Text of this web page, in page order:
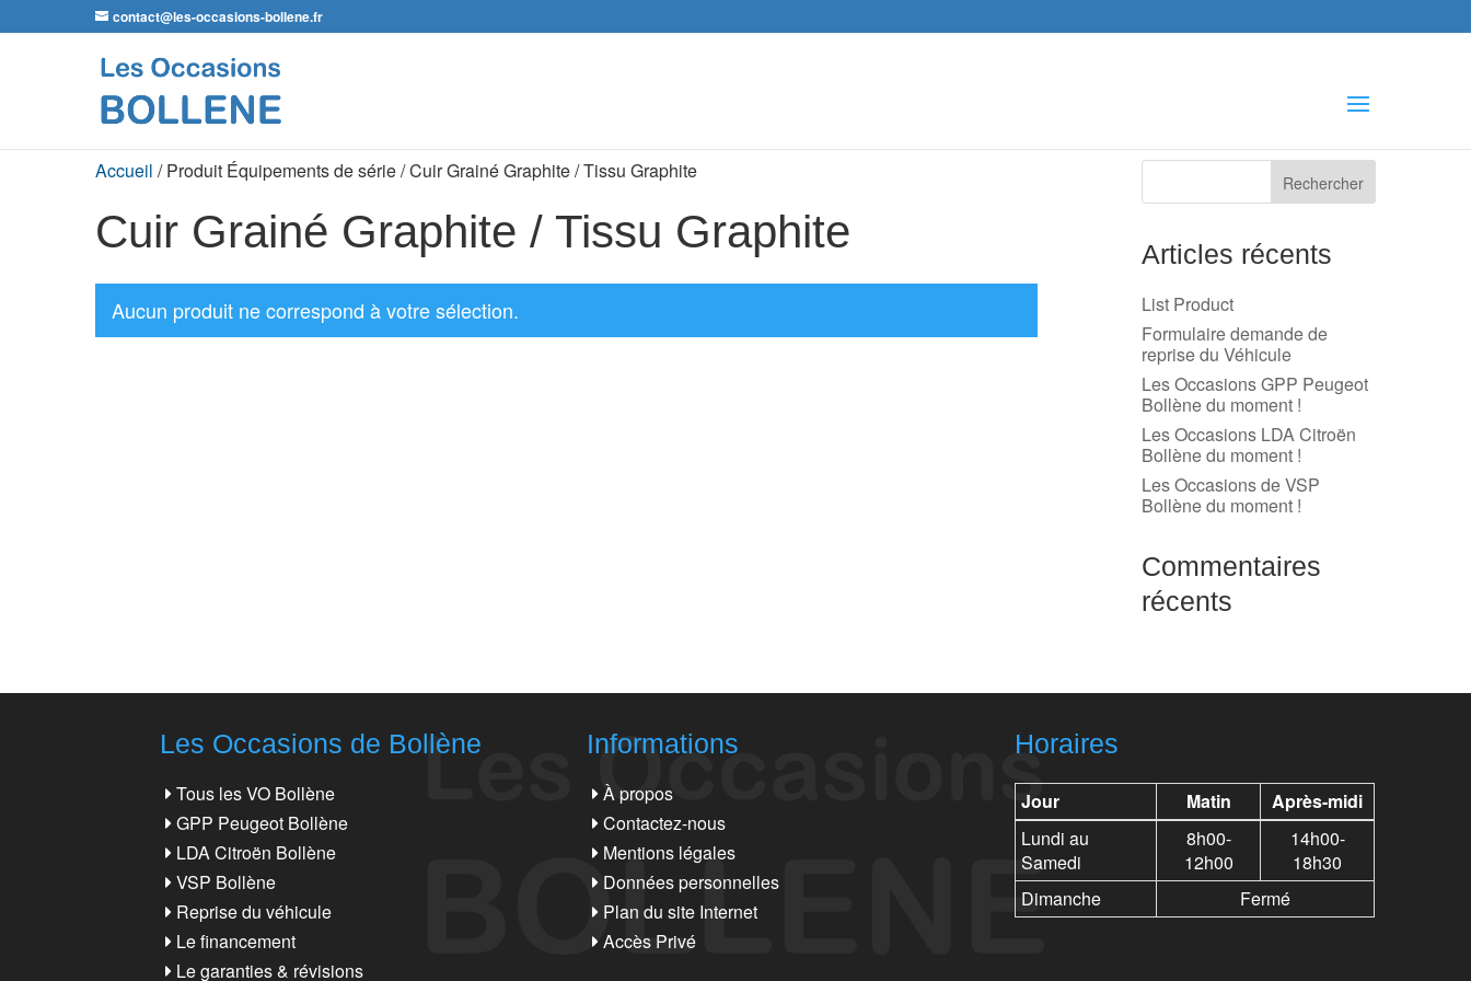
contact@les-occasions-bollene.fr
Accueil / Produit Équipements de série / Cuir Grainé Graphite / Tissu Graphite
Cuir Grainé Graphite / Tissu Graphite
Aucun produit ne correspond à votre sélection.
Articles récents
List Product
Formulaire demande de
reprise du Véhicule
Les Occasions GPP Peugeot
Bollène du moment !
Les Occasions LDA Citroën
Bollène du moment !
Les Occasions de VSP
Bollène du moment !
Commentaires
récents
Les Occasions de Bollène
Tous les VO Bollène
GPP Peugeot Bollène
LDA Citroën Bollène
VSP Bollène
Reprise du véhicule
Le financement
Le garanties & révisions
Informations
À propos
Contactez-nous
Mentions légales
Données personnelles
Plan du site Internet
Accès Privé
Horaires
Jour Matin
Après-midi
Lundi au
Samedi
8h00-
12h00
14h00-
18h30
Dimanche
Fermé